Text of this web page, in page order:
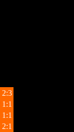
2:3
1:1
1:1
2:1